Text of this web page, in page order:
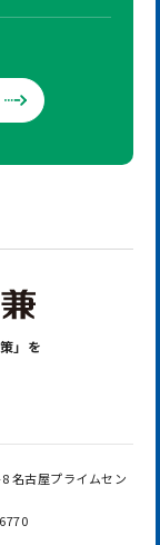
」を
名古屋プライムセン